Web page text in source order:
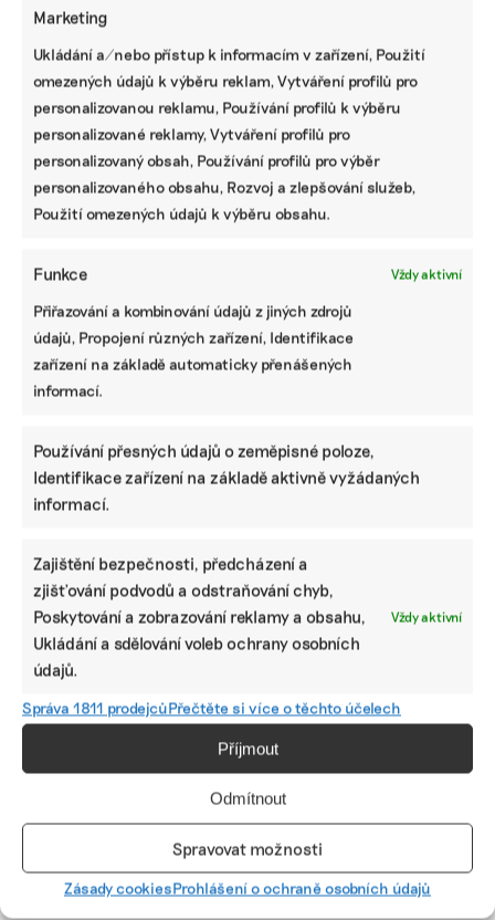
Marketing
Ukládání a/nebo přístup k informacím v zařízení, Použití
omezených údajů k výběru reklam, Vytváření profilů pro
personalizovanou reklamu, Používání profilů k výběru
personalizované reklamy, Vytváření profilů pro
personalizovaný obsah, Používání profilů pro výběr
personalizovaného obsahu, Rozvoj a zlepšování služeb,
Použití omezených údajů k výběru obsahu.
Funkce Vždy aktivní
Přiřazování a kombinování údajů z jiných zdrojů
údajů, Propojení různých zařízení, Identifikace
zařízení na základě automaticky přenášených
informací.
Používání přesných údajů o zeměpisné poloze,
Identifikace zařízení na základě aktivně vyžádaných
informací.
Zajištění bezpečnosti, předcházení a
zjišťování podvodů a odstraňování chyb,
Poskytování a zobrazování reklamy a obsahu,
Ukládání a sdělování voleb ochrany osobních
údajů.
Vždy aktivní
Správa 1811 prodejcůPřečtěte si více o těchto účelech
Příjmout
Odmítnout
Spravovat možnosti
Zásady cookiesProhlášení o ochraně osobních údajů
Nejen to, co jíme, ale i nádobí, na kterém jídlo
připravujeme, by nás mělo zajímat. Chemické látky, které
kuchyňské náčiní a obaly obsahují, totiž do potravin
mohou přecházet. Jak se chovat v kuchyni, abychom
snížili dopady na zdraví, se dozvíte ve druhém díle
podcastu Domácnost bez jedů.
Irena Buřívalová | 21. července 2025 Podcasty Arnika
Domácnost bez jedů, kuchyně,PFAS,toxické látky
Nástup elektromobility a čistý vzduch? Ne
tak úplně – musíme řešit i oděry
Boj za lepší ovzduší ve městech se dosud zaměřoval
hlavně na výfukové plyny. Moderní auta, a zvláště ta
elektrická, už znečišťují ovzduší výfukem méně, ale
překvapivě to neznamená konec problému. ...
Ondřej Mirovský
Předchozí 1 ··· 73 74 75
76
78 79